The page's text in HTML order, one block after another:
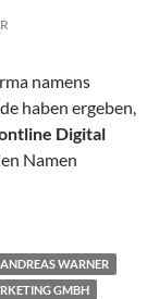
namens
haben ergeben,
Digital
Namen
Portalen?
ANDREAS WARNER
GMBH